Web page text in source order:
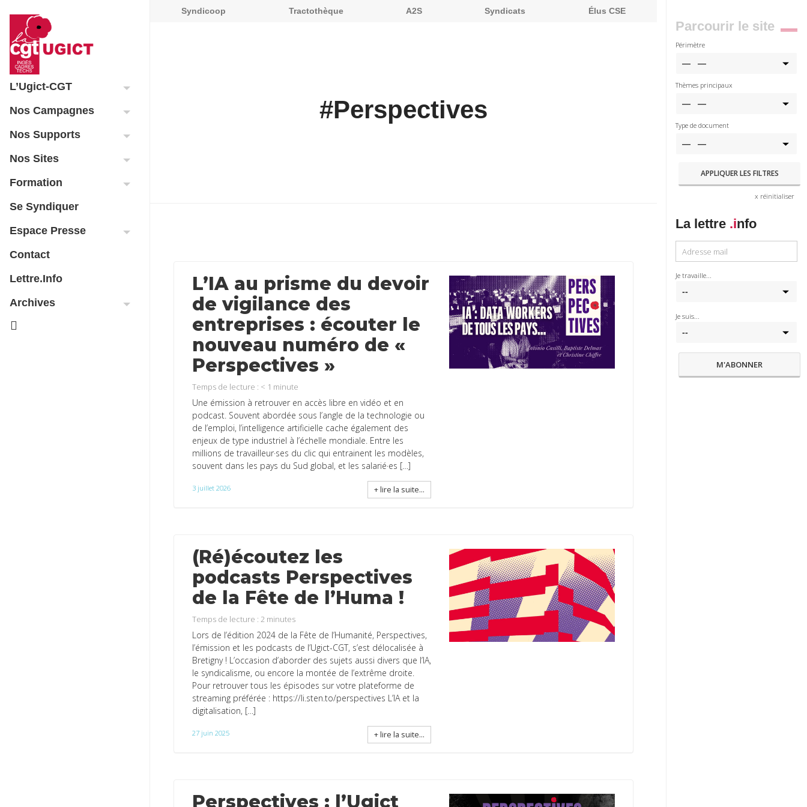
L’Ugict-CGT
Nos Campagnes
Nos Supports
Nos Sites
Formation
Se Syndiquer
Espace Presse
Contact
Lettre.info
Archives
Syndicoop Tractothèque A2S Syndicats Élus CSE
Parcourir le site
Périmètre
Thèmes principaux
Type de document
x réinitialiser
La lettre .info
Je travaille...
Je suis...
#Perspectives
L’IA au prisme du devoir
de vigilance des
entreprises : écouter le
nouveau numéro de «
Perspectives »
Temps de lecture : < 1 minute
Une émission à retrouver en accès libre en vidéo et en
podcast. Souvent abordée sous l’angle de la technologie ou
de l’emploi, l’intelligence artificielle cache également des
enjeux de type industriel à l’échelle mondiale. Entre les
millions de travailleur·ses du clic qui entrainent les modèles,
souvent dans les pays du Sud global, et les salarié·es […]
3 juillet 2026 + lire la suite...
(Ré)écoutez les
podcasts Perspectives
de la Fête de l’Huma !
Temps de lecture : 2 minutes
Lors de l’édition 2024 de la Fête de l’Humanité, Perspectives,
l’émission et les podcasts de l’Ugict-CGT, s’est délocalisée à
Bretigny ! L’occasion d’aborder des sujets aussi divers que l’IA,
le syndicalisme, ou encore la montée de l’extrême droite.
Pour retrouver tous les épisodes sur votre plateforme de
streaming préférée : https://li.sten.to/perspectives L’IA et la
digitalisation, […]
27 juin 2025 + lire la suite...
Perspectives : l’Ugict